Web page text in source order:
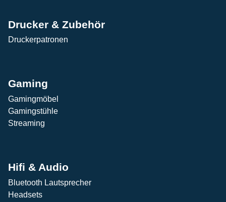
Drucker & Zubehör
Druckerpatronen
Gaming
Gamingmöbel
Gamingstühle
Streaming
Hifi & Audio
Bluetooth Lautsprecher
Headsets